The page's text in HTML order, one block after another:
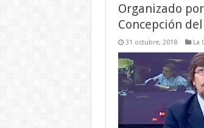
Organizado
Concepción
31 octubre, 2018 La